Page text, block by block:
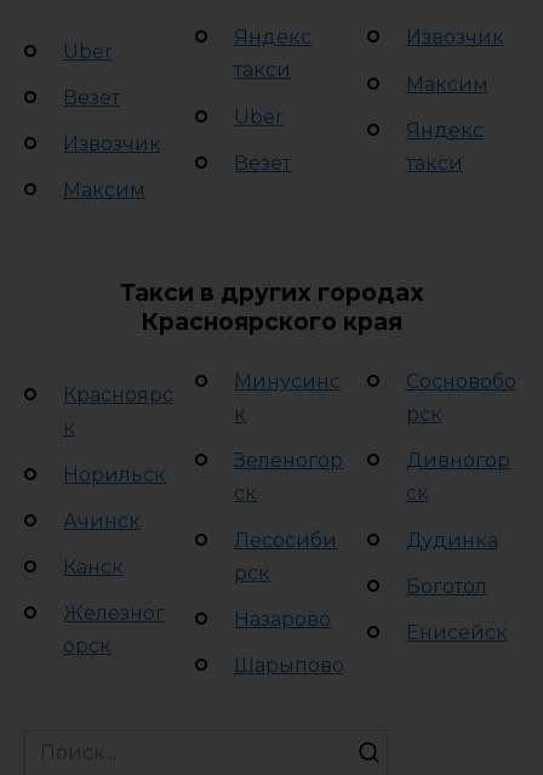
Uber
Везет
Извозчик
Максим
Яндекс
такси
Uber
Везет
Извозчик
Максим
Яндекс
такси
Такси в других городах
Красноярского края
Красноярс
к
Норильск
Ачинск
Канск
Железног
орск
Минусинс
к
Зеленогор
ск
Лесосиби
рск
Назарово
Шарыпово
Сосновобо
рск
Дивногор
ск
Дудинка
Боготол
Енисейск
Search